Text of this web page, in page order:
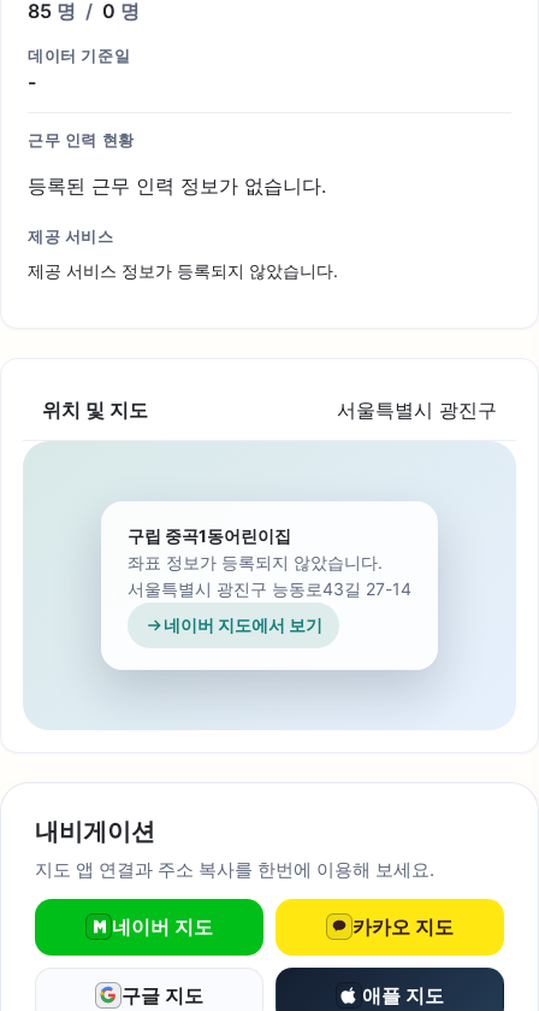
85 명 / 0 명
데이터 기준일
-
근무 인력 현황
등록된 근무 인력 정보가 없습니다.
제공 서비스
제공 서비스 정보가 등록되지 않았습니다.
위치 및 지도 서울특별시 광진구
구립 중곡1동어린이집
좌표 정보가 등록되지 않았습니다.
서울특별시 광진구 능동로43길 27-14
네이버 지도에서 보기
내비게이션
지도 앱 연결과 주소 복사를 한번에 이용해 보세요.
네이버 지도 카카오 지도
구글 지도 애플 지도